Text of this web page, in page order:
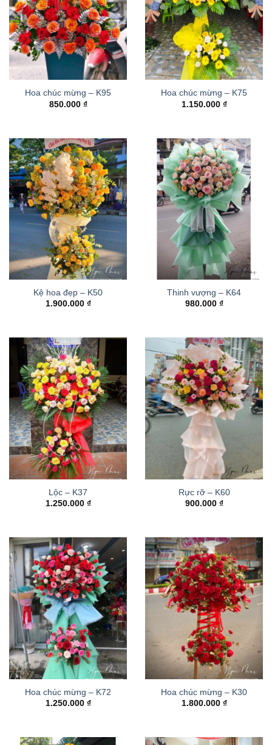
Hoa chúc mừng – K95
850.000 ₫
Hoa chúc mừng – K75
1.150.000 ₫
Kệ hoa đẹp – K50
1.900.000 ₫
Thinh vượng – K64
980.000 ₫
Lộc – K37
1.250.000 ₫
Rực rỡ – K60
900.000 ₫
Hoa chúc mừng – K72
1.250.000 ₫
Hoa chúc mừng – K30
1.800.000 ₫